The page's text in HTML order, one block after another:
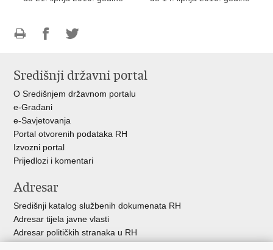
FacebookuTwitteru
Središnji državni portal
O Središnjem državnom portalu
e-Građani
e-Savjetovanja
Portal otvorenih podataka RH
Izvozni portal
Prijedlozi i komentari
Adresar
Središnji katalog službenih dokumenata RH
Adresar tijela javne vlasti
Adresar političkih stranaka u RH